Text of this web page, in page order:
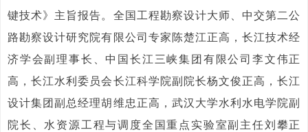
键技术》主旨报告。全国工程勘察设计大师、中交第二公
路勘察设计研究院有限公司专家陈楚江正高，长江技术经
济学会副理事长、中国长江三峡集团有限公司李文伟正
高，长江水利委员会长江科学院副院长杨文俊正高，长江
设计集团副总经理胡维忠正高，武汉大学水利水电学院副
院长、水资源工程与调度全国重点实验室副主任刘攀正